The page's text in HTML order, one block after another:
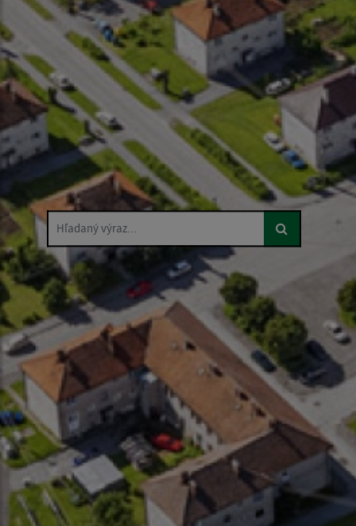
Hľadaný výraz...